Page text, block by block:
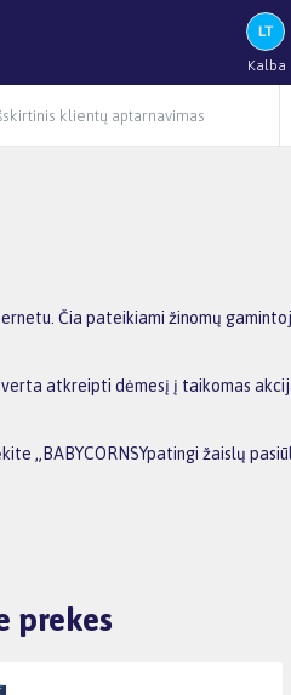
Kalba
klientų aptarnavimas
Čia pateikiami žinomų
atkreipti dėmesį į taikomas
žaislų
prekes